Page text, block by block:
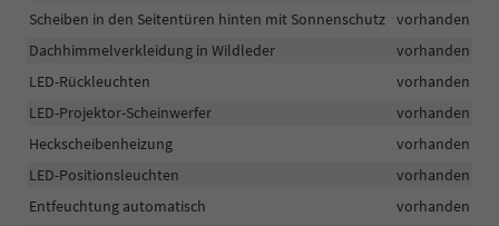
Scheiben in den Seitentüren hinten mit Sonnenschutz vorhanden
Dachhimmelverkleidung in Wildleder
vorhanden
LED-Rückleuchten
vorhanden
LED-Projektor-Scheinwerfer
vorhanden
Heckscheibenheizung
vorhanden
LED-Positionsleuchten
vorhanden
Entfeuchtung automatisch
vorhanden